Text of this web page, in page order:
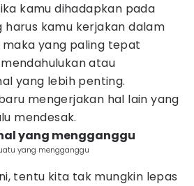
kamu dihadapkan pada
kamu kerjakan dalam
yang paling tepat
atau
yang lebih penting.
mengerjakan hal lain yang
mendesak.
yang mengganggu
yang mengganggu
tentu kita tak mungkin lepas